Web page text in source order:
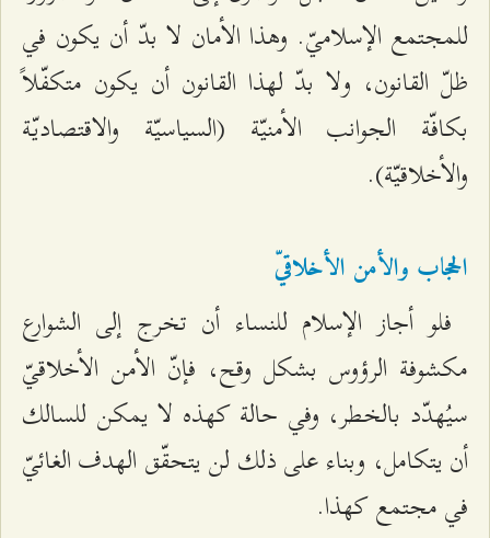
للمجتمع الإسلاميّ. وهذا الأمان لا بدّ أن يكون في
ظلّ القانون، ولا بدّ لهذا القانون أن يكون متكفّلاً
بكافّة الجوانب الأمنيّة (السياسيّة والاقتصاديّة
والأخلاقيّة).
الحجاب والأمن الأخلاقيّ
فلو أجاز الإسلام للنساء أن تخرج إلى الشوارع
مكشوفة الرؤوس بشكل وقح، فإنّ الأمن الأخلاقيّ
سيُهدّد بالخطر، وفي حالة كهذه لا يمكن للسالك
أن يتكامل، وبناء على ذلك لن يتحقّق الهدف الغائيّ
في مجتمع كهذا.